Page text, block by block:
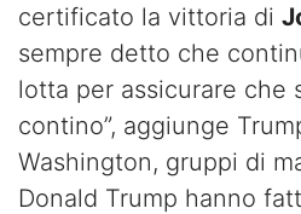
certificato la vittoria di
sempre detto che
lotta per assicurare che
contino”, aggiunge
Washington, gruppi di
Donald Trump hanno